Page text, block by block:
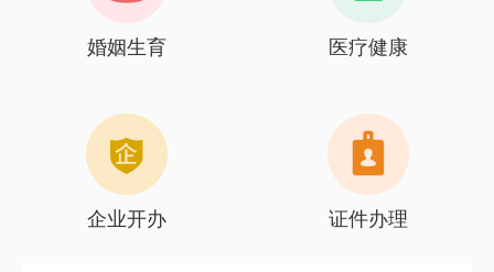
婚姻生育 医疗健康
企业开办 证件办理